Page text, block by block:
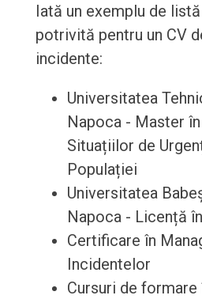
Iată un exemplu de
potrivită pentru un CV
incidente:
Universitatea
Napoca - Master
Situațiilor de
Populației
Universitatea
Napoca - Licență
Certificare în
Incidentelor
Cursuri de